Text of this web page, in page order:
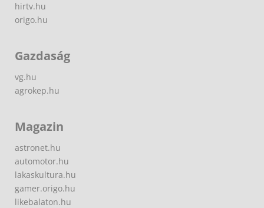
hirtv.hu
origo.hu
Gazdaság
vg.hu
agrokep.hu
Magazin
astronet.hu
automotor.hu
lakaskultura.hu
gamer.origo.hu
likebalaton.hu